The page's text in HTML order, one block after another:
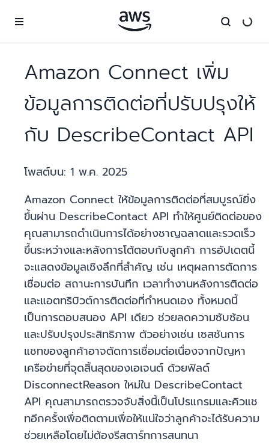
Amazon Connect เพิ่ม
ข้อมูลการติดต่อที่ปรับปรุงให้
กับ DescribeContact API
โพสต์บน: 1 พ.ค. 2025
Amazon Connect ให้ข้อมูลการติดต่อที่สมบูรณ์ยิ่ง
ขึ้นผ่าน DescribeContact API ทำให้ศูนย์ติดต่อของ
คุณสามารถดำเนินการได้อย่างชาญฉลาดและรวดเร็ว
ขึ้นระหว่างและหลังการโต้ตอบกับลูกค้า การอัปเดตนี้
จะแสดงข้อมูลเชิงลึกที่สำคัญ เช่น เหตุผลการตัดการ
เชื่อมต่อ สถานะการบันทึก เวลาทำงานหลังการติดต่อ
และแอตทริบิวต์การติดต่อที่กำหนดเอง ทั้งหมดนี้
เป็นการตอบสนอง API เดียว ช่วยลดความซับซ้อน
และปรับปรุงประสิทธิภาพ ตัวอย่างเช่น เซสชันการ
แชทของลูกค้าอาจตัดการเชื่อมต่อเนื่องจากปัญหา
เครือข่ายที่จุดสิ้นสุดของเอเจนต์ ด้วยฟิลด์
DisconnectReason ใหม่ใน DescribeContact
API คุณสามารถตรวจจับสิ่งนี้เป็นโปรแกรมและคิวแช
ทอีกครั้งเพื่อติดตามเพื่อให้แน่ใจว่าลูกค้าจะได้รับความ
ช่วยเหลือโดยไม่ต้องรีสตาร์ทการสนทนา